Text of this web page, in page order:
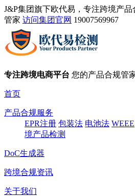
J&P集团旗下欧代易，专注跨境产
管家 访问集团官网 19007569967
专注跨境电商平台 您的产品合规管
首页
产品合规服务
EPR注册 包装法 电池法 WEEE
境产品检测
DoC生成器
跨境合规资讯
关于我们